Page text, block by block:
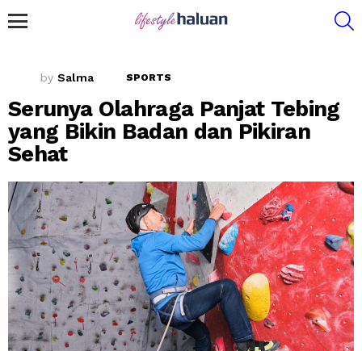
by Salma SPORTS
Serunya Olahraga Panjat Tebing
yang Bikin Badan dan Pikiran
Sehat